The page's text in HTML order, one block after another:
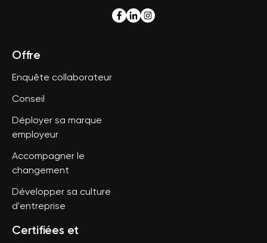
Offre
Enquête collaborateur
Conseil
Déployer sa marque
employeur
Accompagner le
changement
Développer sa culture
d'entreprise
Certifiées et